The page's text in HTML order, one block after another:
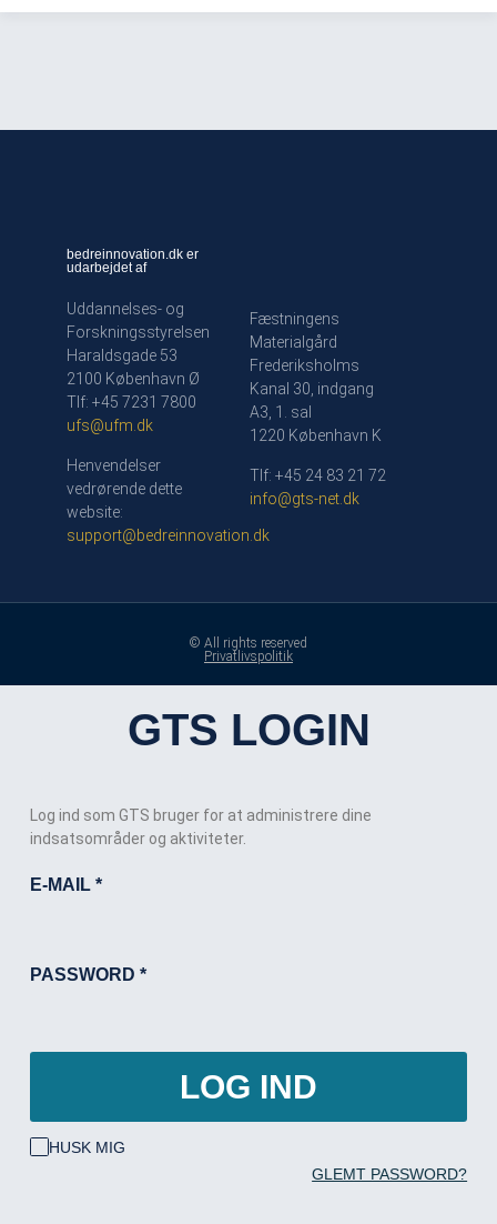
bedreinnovation.dk er
udarbejdet af
Uddannelses- og
Forskningsstyrelsen
Haraldsgade 53
2100 København Ø
Tlf: +45 7231 7800
ufs@ufm.dk
Henvendelser
vedrørende dette
website:
support@bedreinnovation.dk
Fæstningens
Materialgård
Frederiksholms
Kanal 30, indgang
A3, 1. sal
1220 København K
Tlf: +45 24 83 21 72
info@gts-net.dk
© All rights reserved
Privatlivspolitik
GTS LOGIN
Log ind som GTS bruger for at administrere dine
indsatsområder og aktiviteter.
E-MAIL *
PASSWORD *
LOG IND
HUSK MIG
GLEMT PASSWORD?